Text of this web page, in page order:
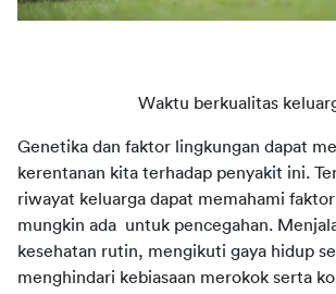
Waktu berkualitas
Genetika dan faktor lingkungan dapat
kerentanan kita terhadap penyakit ini.
riwayat keluarga dapat memahami
mungkin ada untuk pencegahan.
kesehatan rutin, mengikuti gaya hidup
menghindari kebiasaan merokok serta